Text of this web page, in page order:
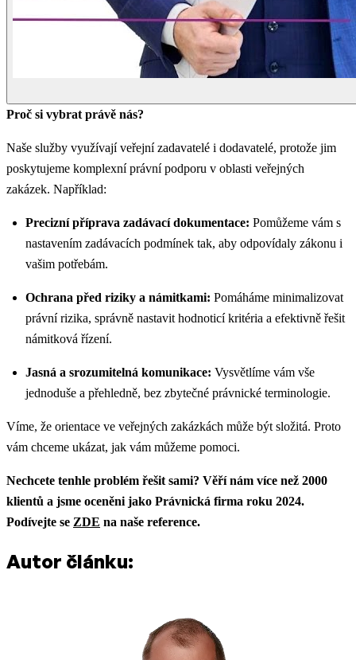
Proč si vybrat právě nás?
Naše služby využívají veřejní zadavatelé i dodavatelé, protože jim
poskytujeme komplexní právní podporu v oblasti veřejných
zakázek. Například:
Precizní příprava zadávací dokumentace: Pomůžeme vám s
nastavením zadávacích podmínek tak, aby odpovídaly zákonu i
vašim potřebám.
Ochrana před riziky a námitkami: Pomáháme minimalizovat
právní rizika, správně nastavit hodnoticí kritéria a efektivně řešit
námitková řízení.
Jasná a srozumitelná komunikace: Vysvětlíme vám vše
jednoduše a přehledně, bez zbytečné právnické terminologie.
Víme, že orientace ve veřejných zakázkách může být složitá. Proto
vám chceme ukázat, jak vám můžeme pomoci.
Nechcete tenhle problém řešit sami? Věří nám více než 2000
klientů a jsme oceněni jako Právnická firma roku 2024.
Podívejte se ZDE na naše reference.
Autor článku: